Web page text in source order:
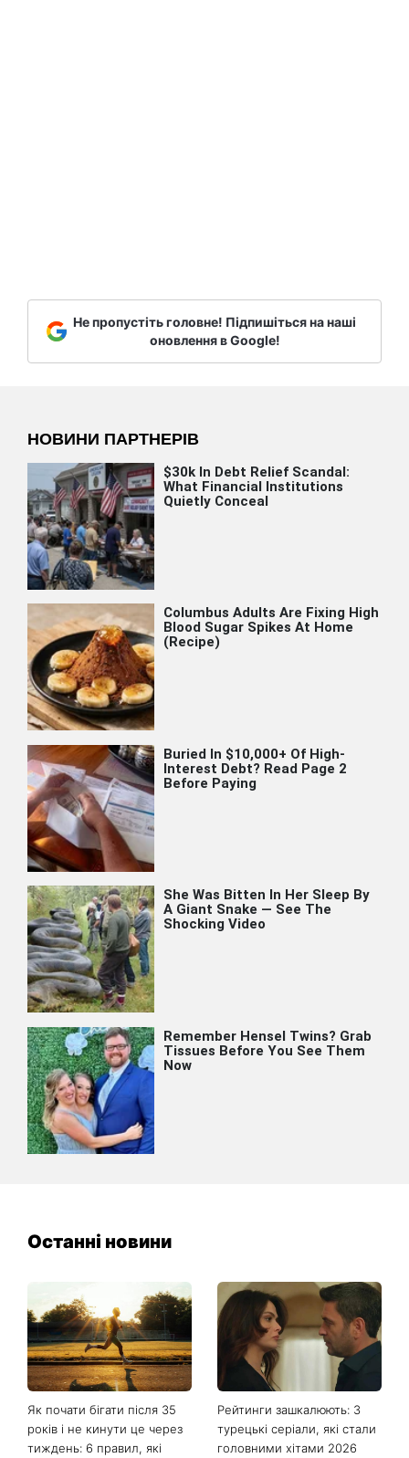
Не пропустіть головне! Підпишіться на наші
оновлення в Google!
Останні новини
Як почати бігати після 35
років і не кинути це через
тиждень: 6 правил, які
Рейтинги зашкалюють: 3
турецькі серіали, які стали
головними хітами 2026